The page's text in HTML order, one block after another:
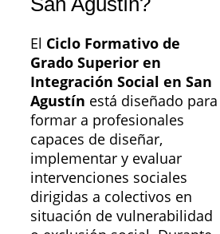
El Ciclo Formativo de
Grado Superior en
Integración Social en San
Agustín está diseñado para
formar a profesionales
capaces de diseñar,
implementar y evaluar
intervenciones sociales
dirigidas a colectivos en
situación de vulnerabilidad